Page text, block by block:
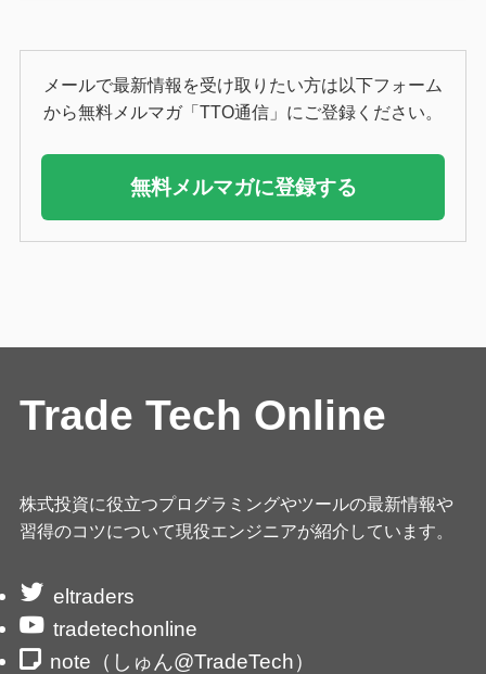
メールで最新情報を受け取りたい方は以下フォーム
から無料メルマガ「TTO通信」にご登録ください。
無料メルマガに登録する
Trade Tech Online
株式投資に役立つプログラミングやツールの最新情報や
習得のコツについて現役エンジニアが紹介しています。
eltraders
tradetechonline
note（しゅん@TradeTech）